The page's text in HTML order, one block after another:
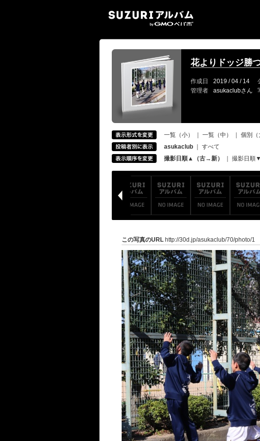
花よりドッジ勝
作成日 2019 / 04 / 14
管理者
asukaclubさん
一覧（小） 一覧（中） 個別（
asukaclub
すべて
撮影日順▲（古→新）
撮影日順
この写真のURL http://30d.jp/asukaclub/70/photo/1